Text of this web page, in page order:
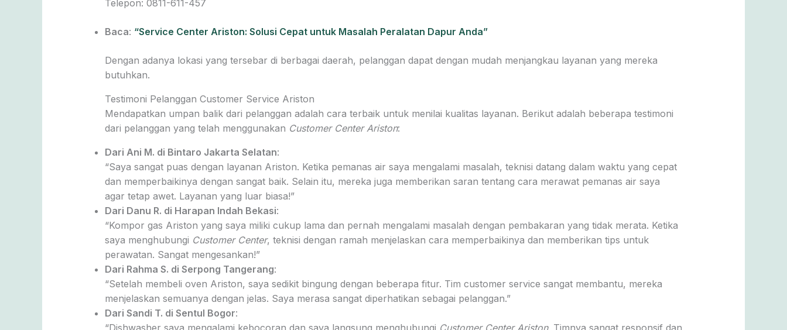
Telepon: 0811-611-457
Baca: “Service Center Ariston: Solusi Cepat untuk Masalah Peralatan Dapur Anda”
Dengan adanya lokasi yang tersebar di berbagai daerah, pelanggan dapat dengan mudah menjangkau layanan yang mereka
butuhkan.
Testimoni Pelanggan Customer Service Ariston
Mendapatkan umpan balik dari pelanggan adalah cara terbaik untuk menilai kualitas layanan. Berikut adalah beberapa testimoni
dari pelanggan yang telah menggunakan Customer Center Ariston:
Dari Ani M. di Bintaro Jakarta Selatan:
“Saya sangat puas dengan layanan Ariston. Ketika pemanas air saya mengalami masalah, teknisi datang dalam waktu yang cepat
dan memperbaikinya dengan sangat baik. Selain itu, mereka juga memberikan saran tentang cara merawat pemanas air saya
agar tetap awet. Layanan yang luar biasa!”
Dari Danu R. di Harapan Indah Bekasi:
“Kompor gas Ariston yang saya miliki cukup lama dan pernah mengalami masalah dengan pembakaran yang tidak merata. Ketika
saya menghubungi Customer Center, teknisi dengan ramah menjelaskan cara memperbaikinya dan memberikan tips untuk
perawatan. Sangat mengesankan!”
Dari Rahma S. di Serpong Tangerang:
“Setelah membeli oven Ariston, saya sedikit bingung dengan beberapa fitur. Tim customer service sangat membantu, mereka
menjelaskan semuanya dengan jelas. Saya merasa sangat diperhatikan sebagai pelanggan.”
Dari Sandi T. di Sentul Bogor:
“Dishwasher saya mengalami kebocoran dan saya langsung menghubungi Customer Center Ariston. Timnya sangat responsif dan